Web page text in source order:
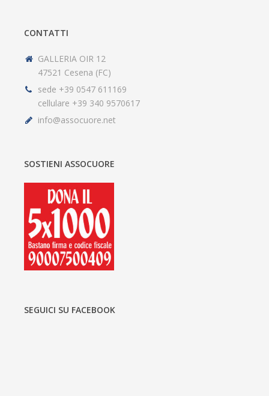
CONTATTI
GALLERIA OIR 12
47521 Cesena (FC)
sede +39 0547 611169
cellulare +39 340 9570617
info@assocuore.net
SOSTIENI ASSOCUORE
SEGUICI SU FACEBOOK